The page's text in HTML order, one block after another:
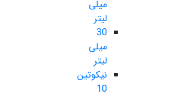
میلی
لیتر
30
میلی
لیتر
نیکوتین
10